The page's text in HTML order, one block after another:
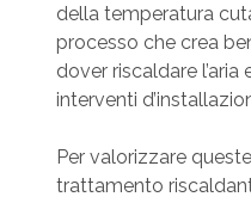
della temperatura
processo che crea
dover riscaldare l’aria
interventi
Per valorizzare
trattamento